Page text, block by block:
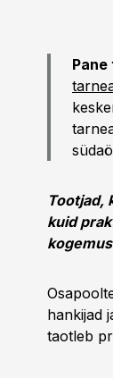
Tootjad,
kuid
hankijad
taotleb